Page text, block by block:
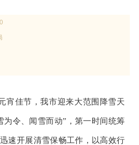
宵佳节 ，我市迎来大范围降雪天
为令、闻雪而动”，第一时间统筹
速开展清雪保畅工作，以高效行